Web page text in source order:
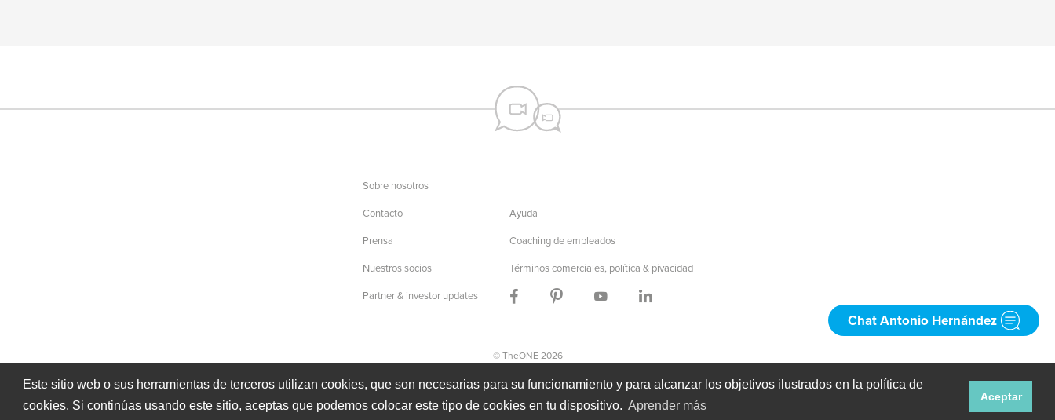
Este sitio web o sus herramientas de terceros utilizan cookies, que son necesarias para su funcionamiento y para alcanzar los objetivos ilustrados en la política de
cookies. Si continúas usando este sitio, aceptas que podemos colocar este tipo de cookies en tu dispositivo. Aprender más
Aceptar
Chat Antonio Hernández
Sobre nosotros
Contacto
Prensa
Nuestros socios
Partner & investor updates
Ayuda
Coaching de empleados
Términos comerciales, política & pivacidad
© TheONE 2026
También disponible en
English German Russian Spanish